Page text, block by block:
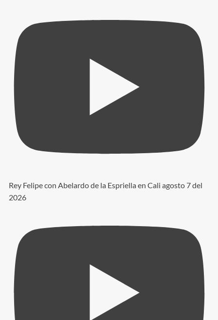
Rey Felipe con Abelardo de la Espriella en Cali agosto 7 del
2026